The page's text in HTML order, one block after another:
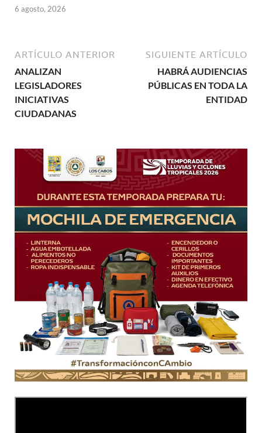
6 agosto, 2026
ARTÍCULO ANTERIOR
ANALIZAN
LEGISLADORES
INICIATIVAS
CIUDADANAS
SIGUIENTE ARTÍCULO
HABRÁ AUDIENCIAS
PÚBLICAS EN TODA LA
ENTIDAD